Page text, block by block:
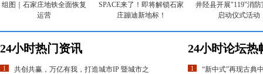
组图｜石家庄地铁全面恢复
运营
SPACE来了！即将解锁石家
庄蹦迪新地标！
井陉县开展"119"消防
启动仪式活动
24小时热门资讯
共创共赢，万亿有我，打造城市IP 暨城市之
24小时论坛热
“新中式”再现古典